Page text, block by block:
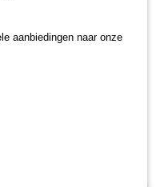
YT / YM / EF / John
/ EF / John Deere…
aanbiedingen naar onze